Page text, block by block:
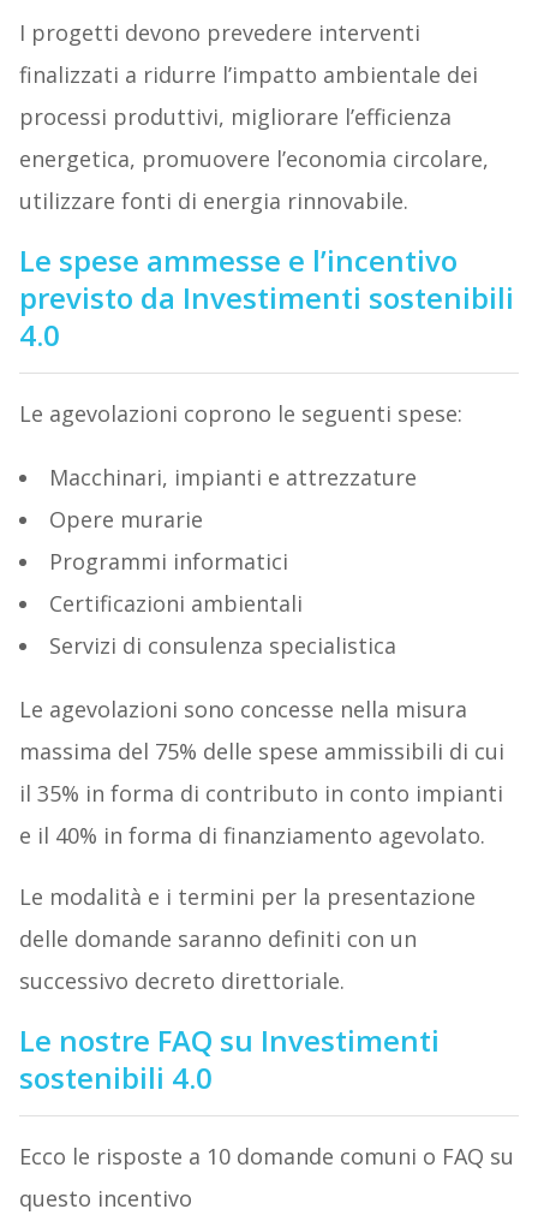
I progetti devono prevedere interventi
finalizzati a ridurre l’impatto ambientale dei
processi produttivi, migliorare l’efficienza
energetica, promuovere l’economia circolare,
utilizzare fonti di energia rinnovabile.
Le spese ammesse e l’incentivo
previsto da Investimenti sostenibili
4.0
Le agevolazioni coprono le seguenti spese:
Macchinari, impianti e attrezzature
Opere murarie
Programmi informatici
Certificazioni ambientali
Servizi di consulenza specialistica
Le agevolazioni sono concesse nella misura
massima del 75% delle spese ammissibili di cui
il 35% in forma di contributo in conto impianti
e il 40% in forma di finanziamento agevolato.
Le modalità e i termini per la presentazione
delle domande saranno definiti con un
successivo decreto direttoriale.
Le nostre FAQ su Investimenti
sostenibili 4.0
Ecco le risposte a 10 domande comuni o FAQ su
questo incentivo